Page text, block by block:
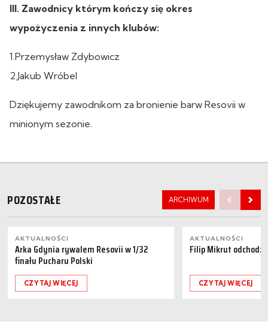
III. Zawodnicy którym kończy się okres
wypożyczenia z innych klubów:
1.Przemysław Zdybowicz
2.Jakub Wróbel
Dziękujemy zawodnikom za bronienie barw Resovii w
minionym sezonie.
POZOSTAŁE ARCHIWUM
AKTUALNOŚCI
Arka Gdynia rywalem Resovii w 1/32
finału Pucharu Polski
CZYTAJ WIĘCEJ
AKTUALNOŚCI
Filip Mikrut
CZYTAJ WIĘCEJ